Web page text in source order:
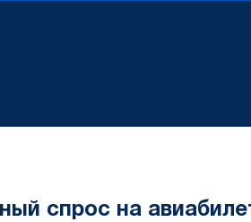
спрос на